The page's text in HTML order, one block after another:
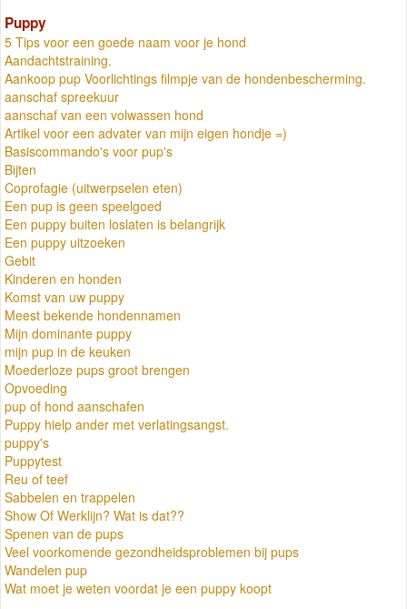
Puppy
5 Tips voor een goede naam voor je hond
Aandachtstraining.
Aankoop pup Voorlichtings filmpje van de hondenbescherming.
aanschaf spreekuur
aanschaf van een volwassen hond
Artikel voor een advater van mijn eigen hondje =)
Basiscommando's voor pup's
Bijten
Coprofagie (uitwerpselen eten)
Een pup is geen speelgoed
Een puppy buiten loslaten is belangrijk
Een puppy uitzoeken
Gebit
Kinderen en honden
Komst van uw puppy
Meest bekende hondennamen
Mijn dominante puppy
mijn pup in de keuken
Moederloze pups groot brengen
Opvoeding
pup of hond aanschafen
Puppy hielp ander met verlatingsangst.
puppy's
Puppytest
Reu of teef
Sabbelen en trappelen
Show Of Werklijn? Wat is dat??
Spenen van de pups
Veel voorkomende gezondheidsproblemen bij pups
Wandelen pup
Wat moet je weten voordat je een puppy koopt